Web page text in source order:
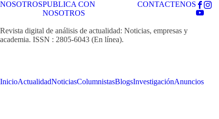
NOSOTROSPUBLICA CON
NOSOTROS
CONTACTENOS
Revista digital de análisis de actualidad: Noticias, empresas y
academia. ISSN : 2805-6043 (En línea).
InicioActualidadNoticiasColumnistasBlogsInvestigaciónAnuncios